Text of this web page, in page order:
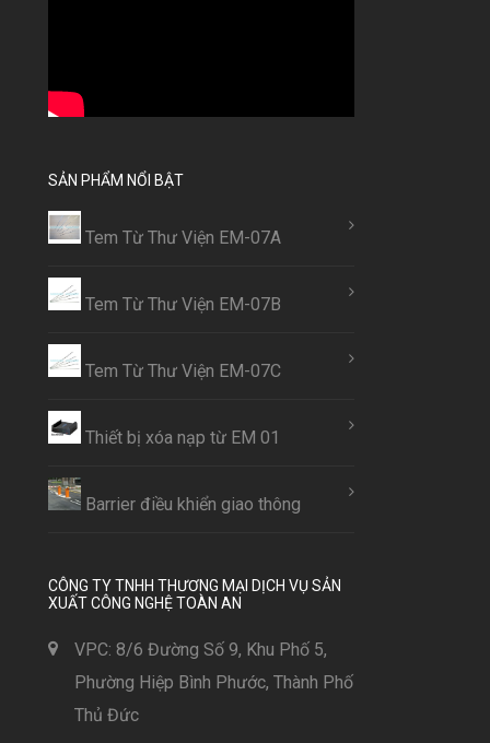
SẢN PHẨM NỔI BẬT
Tem Từ Thư Viện EM-07A
Tem Từ Thư Viện EM-07B
Tem Từ Thư Viện EM-07C
Thiết bị xóa nạp từ EM 01
Barrier điều khiển giao thông
CÔNG TY TNHH THƯƠNG MẠI DỊCH VỤ SẢN
XUẤT CÔNG NGHỆ TOÀN AN
VPC: 8/6 Đường Số 9, Khu Phố 5,
Phường Hiệp Bình Phước, Thành Phố
Thủ Đức